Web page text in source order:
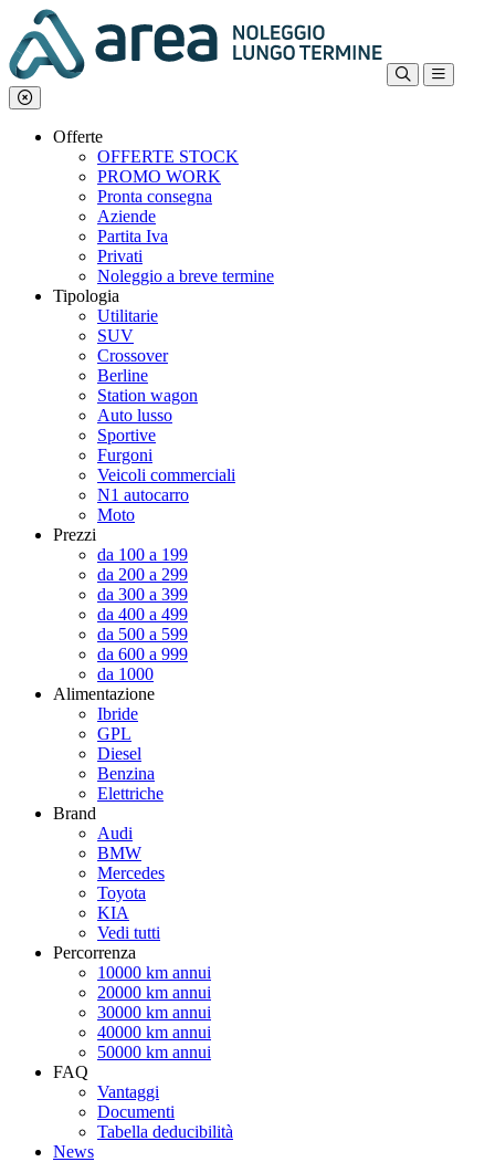
Offerte
OFFERTE STOCK
PROMO WORK
Pronta consegna
Aziende
Partita Iva
Privati
Noleggio a breve termine
Tipologia
Utilitarie
SUV
Crossover
Berline
Station wagon
Auto lusso
Sportive
Furgoni
Veicoli commerciali
N1 autocarro
Moto
Prezzi
da 100 a 199
da 200 a 299
da 300 a 399
da 400 a 499
da 500 a 599
da 600 a 999
da 1000
Alimentazione
Ibride
GPL
Diesel
Benzina
Elettriche
Brand
Audi
BMW
Mercedes
Toyota
KIA
Vedi tutti
Percorrenza
10000 km annui
20000 km annui
30000 km annui
40000 km annui
50000 km annui
FAQ
Vantaggi
Documenti
Tabella deducibilità
News